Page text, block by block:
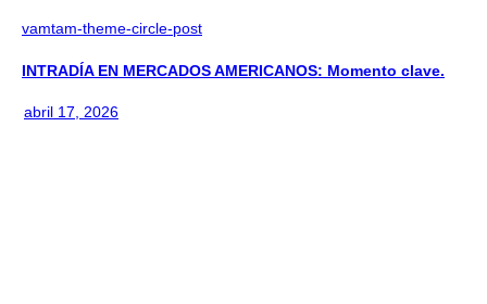
vamtam-theme-circle-post
INTRADÍA EN MERCADOS AMERICANOS: Momento clave.
abril 17, 2026